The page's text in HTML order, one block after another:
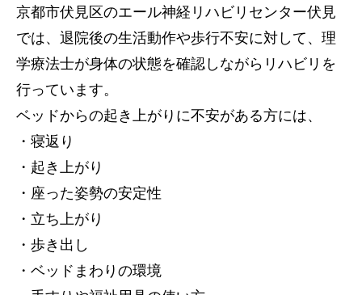
京都市伏見区のエール神経リハビリセンター伏見
では、退院後の生活動作や歩行不安に対して、理
学療法士が身体の状態を確認しながらリハビリを
行っています。
ベッドからの起き上がりに不安がある方には、
・寝返り
・起き上がり
・座った姿勢の安定性
・立ち上がり
・歩き出し
・ベッドまわりの環境